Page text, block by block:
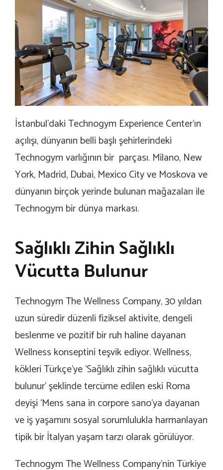
İstanbul’daki Technogym Experience Center’ın
açılışı, dünyanın belli başlı şehirlerindeki
Technogym varlığının bir parçası. Milano, New
York, Madrid, Dubai, Mexico City ve Moskova ve
dünyanın birçok yerinde bulunan mağazaları ile
Technogym bir dünya markası.
Sağlıklı Zihin Sağlıklı
Vücutta Bulunur
Technogym The Wellness Company, 30 yıldan
uzun süredir düzenli fiziksel aktivite, dengeli
beslenme ve pozitif bir ruh haline dayanan
Wellness konseptini teşvik ediyor. Wellness,
kökleri Türkçe’ye ‘Sağlıklı zihin sağlıklı vücutta
bulunur’ şeklinde tercüme edilen eski Roma
deyişi ‘Mens sana in corpore sano’ya dayanan
ve iş yaşamını sosyal sorumlulukla harmanlayan
tipik bir İtalyan yaşam tarzı olarak görülüyor.
Technogym The Wellness Company’nin Türkiye